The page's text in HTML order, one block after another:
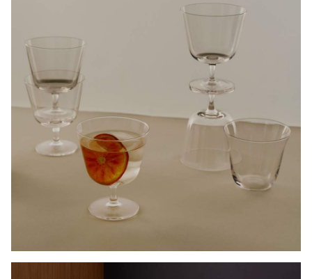
GLASSUKER
KAMPANJEPRISER PÅ TRENDY OG KLASSISK GLASS